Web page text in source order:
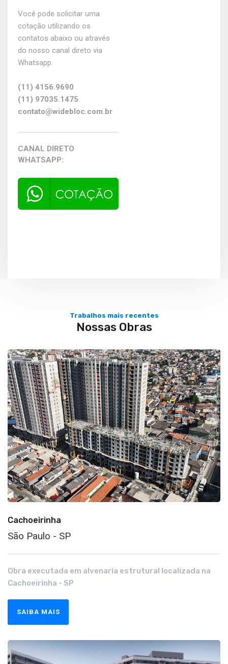
Você pode solicitar uma
cotação utilizando os
contatos abaixo ou através
do nosso canal direto via
Whatsapp.
(11) 4156.9690
(11) 97035.1475
contato@widebloc.com.br
CANAL DIRETO
WHATSAPP:
Trabalhos mais recentes
Nossas Obras
Cachoeirinha
São Paulo - SP
Obra executada em alvenaria estrutural localizada na
Cachoeirinha - SP
SAIBA MAIS